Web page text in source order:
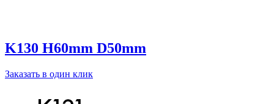
K130 H60mm D50mm
Заказать в один клик